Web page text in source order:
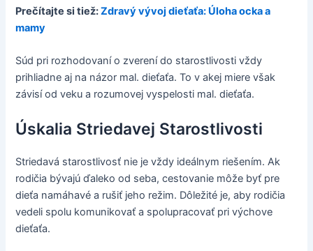
Prečítajte si tiež:Zdravý vývoj dieťaťa: Úloha ocka a
mamy
Súd pri rozhodovaní o zverení do starostlivosti vždy
prihliadne aj na názor mal. dieťaťa. To v akej miere však
závisí od veku a rozumovej vyspelosti mal. dieťaťa.
Úskalia Striedavej Starostlivosti
Striedavá starostlivosť nie je vždy ideálnym riešením. Ak
rodičia bývajú ďaleko od seba, cestovanie môže byť pre
dieťa namáhavé a rušiť jeho režim. Dôležité je, aby rodičia
vedeli spolu komunikovať a spolupracovať pri výchove
dieťaťa.